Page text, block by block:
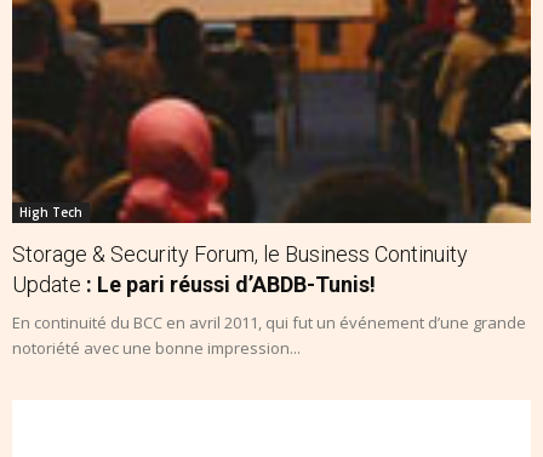
High Tech
Storage & Security Forum, le Business Continuity
Update : Le pari réussi d’ABDB-Tunis!
En continuité du BCC en avril 2011, qui fut un événement d’une grande
notoriété avec une bonne impression...